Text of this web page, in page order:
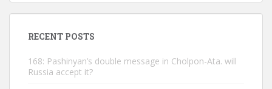
RECENT POSTS
168: Pashinyan’s double message in Cholpon-Ata. will
Russia accept it?